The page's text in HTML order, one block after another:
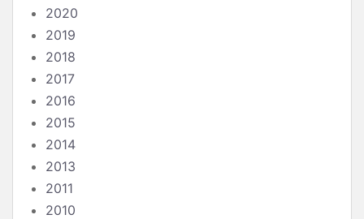
2020
2019
2018
2017
2016
2015
2014
2013
2011
2010